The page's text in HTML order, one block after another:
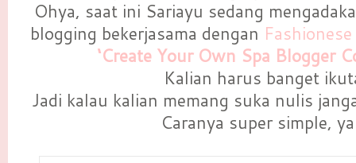
Ohya, saat ini Sariayu sedang
blogging bekerjasama dengan
‘Create Your Own Spa Blogger
Kalian harus banget
Jadi kalau kalian memang suka nulis
Caranya super simple,